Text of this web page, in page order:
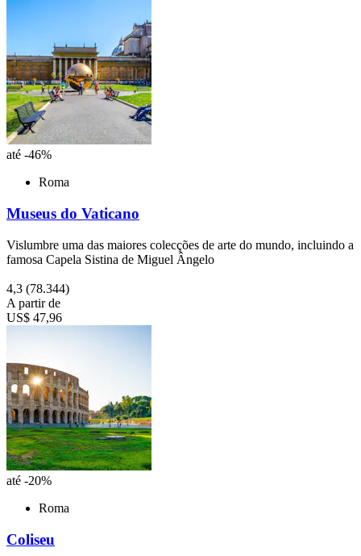
até -46%
Roma
Museus do Vaticano
Vislumbre uma das maiores colecções de arte do mundo, incluindo a
famosa Capela Sistina de Miguel Ângelo
4,3 (78.344)
A partir de
US$ 47,96
até -20%
Roma
Coliseu